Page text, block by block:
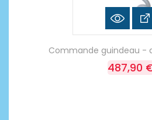
Commande guindeau -
487,90